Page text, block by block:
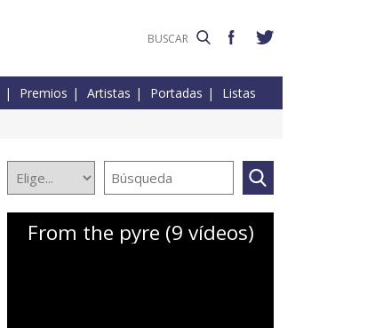
Premios Artistas Portadas Listas
From the pyre (9 vídeos)